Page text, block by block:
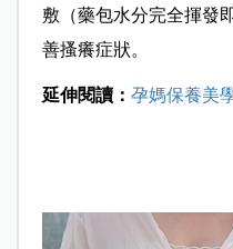
敷（藥包水分完全揮發
善搔癢症狀。
延伸閱讀： 孕媽保養美